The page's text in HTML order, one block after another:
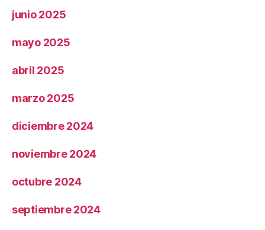
junio 2025
mayo 2025
abril 2025
marzo 2025
diciembre 2024
noviembre 2024
octubre 2024
septiembre 2024